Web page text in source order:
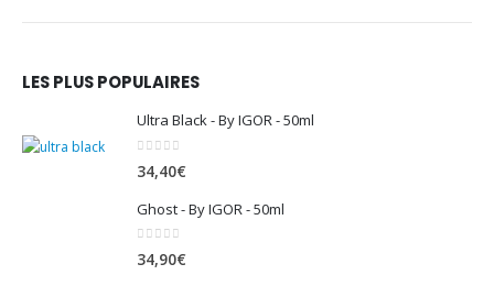
LES PLUS POPULAIRES
Ultra Black - By IGOR - 50ml
34,40€
Ghost - By IGOR - 50ml
0 sur 5
34,90€